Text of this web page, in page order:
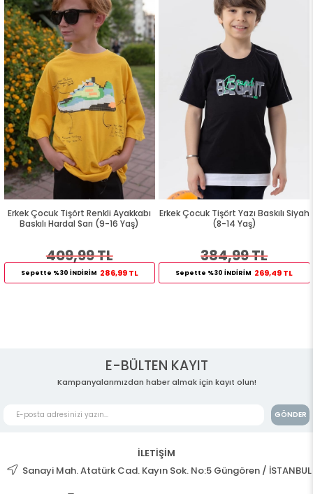
Erkek Çocuk Tişört Renkli Ayakkabı
Baskılı Hardal Sarı (9-16 Yaş)
409,99 TL
Sepette %30 İNDİRİM 286,99 TL
Erkek Çocuk Tişört Yazı Baskılı Siyah
(8-14 Yaş)
384,99 TL
Sepette %30 İNDİRİM 269,49 TL
E-BÜLTEN KAYIT
Kampanyalarımızdan haber almak için kayıt olun!
GÖNDER
İLETİŞİM
Sanayi Mah. Atatürk Cad. Kayın Sok. No:5 Güngören / İSTANBUL